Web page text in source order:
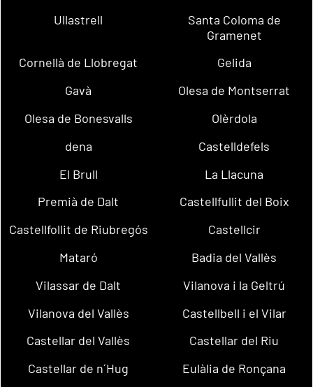
Ullastrell
Santa Coloma de
Gramenet
Cornellà de Llobregat
Gelida
Gavà
Olesa de Montserrat
Olesa de Bonesvalls
Olèrdola
dena
Castelldefels
El Brull
La Llacuna
Premià de Dalt
Castellfullit del Boix
Castellfollit de Riubregós
Castellcir
Mataró
Badia del Vallès
Vilassar de Dalt
Vilanova i la Geltrú
Vilanova del Vallès
Castellbell i el Vilar
Castellar del Vallès
Castellar del Riu
Castellar de n´Hug
Eulàlia de Ronçana